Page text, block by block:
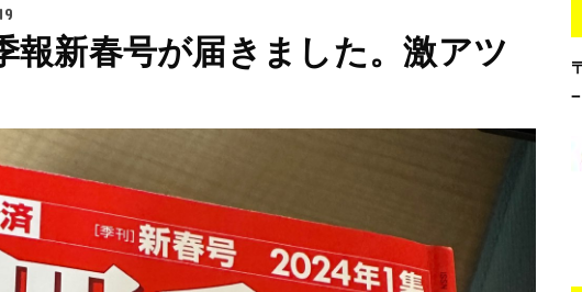
報新春号が届きました。激アツ